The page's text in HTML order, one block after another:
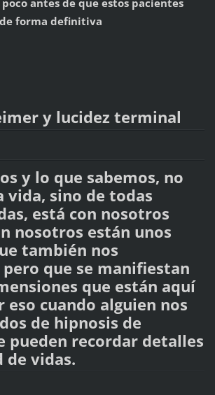
antes de que estos pacientes
forma definitiva
y lucidez terminal
y lo que sabemos, no
vida, sino de todas
está con nosotros
nosotros están unos
también nos
que se manifiestan
que están aquí
eso cuando alguien nos
de hipnosis de
pueden recordar detalles
vidas.